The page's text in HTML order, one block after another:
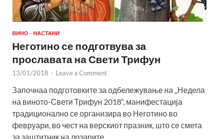
ВИНО - НАСТАНИ
Неготино се подготвува за
прославата на Свети Трифун
13/01/2018 - Leave a Comment
Започнаа подготовките за одбележување на „Недела
на виното-Свети Трифун 2018“, манифестација
традиционално се организира во Неготино во
февруари, во чест на верскиот празник, што се смета
за заштитник на лозарите. …